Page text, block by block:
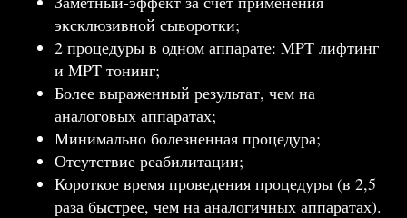
эксклюзивной сыворотки;
2 процедуры в одном аппарате: MPT лифтинг
и MPT тонинг;
Более выраженный результат, чем на
аналоговых аппаратах;
Минимально болезненная процедура;
Отсутствие реабилитации;
Короткое время проведения процедуры (в 2,5
раза быстрее, чем на аналогичных аппаратах).